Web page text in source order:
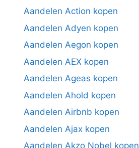
Aandelen Action kopen
Aandelen Adyen kopen
Aandelen Aegon kopen
Aandelen AEX kopen
Aandelen Ageas kopen
Aandelen Ahold kopen
Aandelen Airbnb kopen
Aandelen Ajax kopen
Aandelen Akzo Nobel kopen